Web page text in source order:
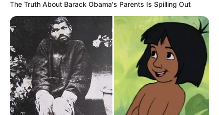
Ambyar! 10 Kalimat Baper
Pakai Bahasa Jawa Ini Bikin
Galau Abis
The Truth About Barack Obama's Parents Is Spilling Out